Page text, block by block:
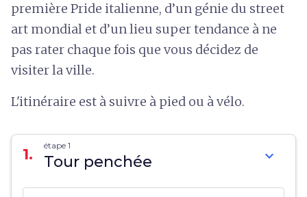
première Pride italienne, d’un génie du street
art mondial et d’un lieu super tendance à ne
pas rater chaque fois que vous décidez de
visiter la ville.
L'itinéraire est à suivre à pied ou à vélo.
1. étape 1
Tour penchée expand_more